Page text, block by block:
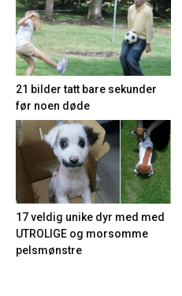
21 bilder tatt bare sekunder
før noen døde
17 veldig unike dyr med med
UTROLIGE og morsomme
pelsmønstre